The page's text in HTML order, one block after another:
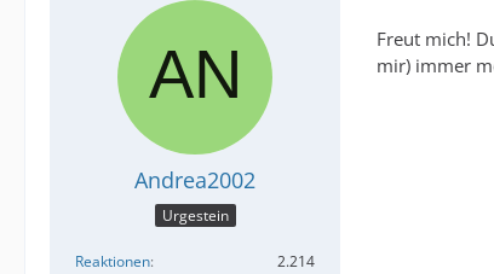
Andrea2002
Urgestein
Reaktionen
2.214
Freut mich!
mir) immer